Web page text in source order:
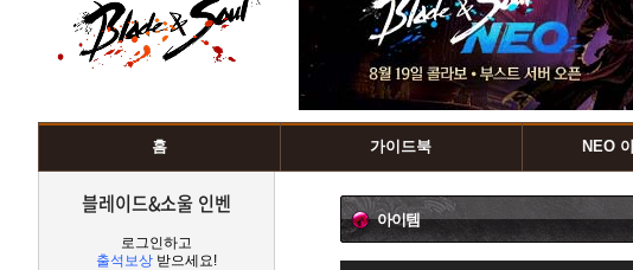
홈 가이드북 NEO
블레이드&소울 인벤
로그인하고
출석보상 받으세요!
아이템